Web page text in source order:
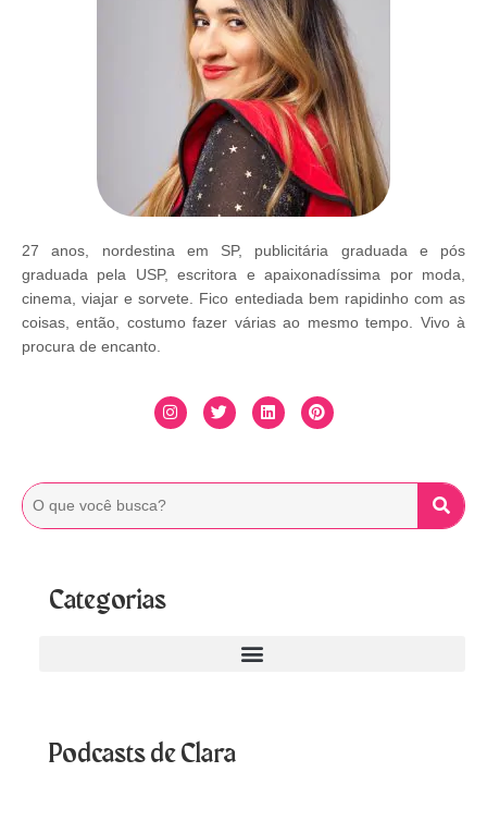
27 anos, nordestina em SP, publicitária graduada e pós
graduada pela USP, escritora e apaixonadíssima por moda,
cinema, viajar e sorvete. Fico entediada bem rapidinho com as
coisas, então, costumo fazer várias ao mesmo tempo. Vivo à
procura de encanto.
Categorias
Podcasts de Clara